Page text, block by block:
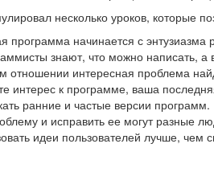
несколько уроков, которые
программа начинается с энтузиазма
знают, что можно написать, а
отношении интересная проблема
интерес к программе, ваша
ранние и частые версии программ.
и исправить ее могут разные
идеи пользователей лучше, чем